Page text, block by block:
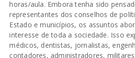
horas/aula. Embora tenha sido
representantes dos conselhos de
Estado e municípios, os assuntos
interesse de toda a sociedade. Isso
médicos, dentistas, jornalistas,
contadores, administradores,